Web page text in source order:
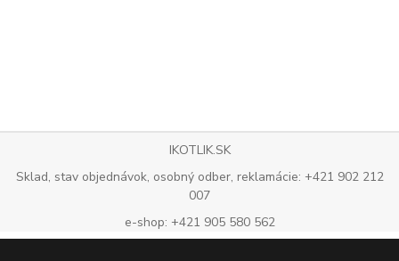
IKOTLIK.SK
Sklad, stav objednávok, osobný odber, reklamácie: +421 902 212
007
e-shop: +421 905 580 562